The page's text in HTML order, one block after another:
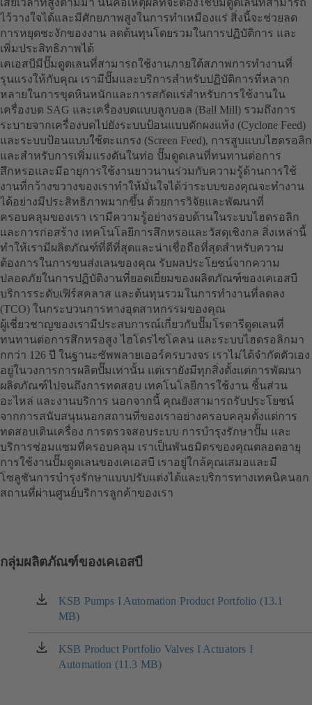
เสียเวลาที่สูงตามมา นั่นคือเหตุผลที่จะต้องใช้ปั๊มดูดเลนที่สามารถ
ไว้วางใจได้และมีศักยภาพสูงในการทำเหมืองแร่ สิ่งนี้จะช่วยลด
การหยุดชะงักของงาน ลดต้นทุนโดยรวมในการปฏิบัติการ และ
เพิ่มประสิทธิภาพได้
เคเอสบีมีปั๊มดูดเลนที่สามารถใช้งานภายใต้สภาพการทำงานที่
รุนแรงให้กับคุณ เรามีปั๊มและบริการสำหรับปฏิบัติการที่หลาก
หลายในการขุดหินหนักและการสกัดแร่สำหรับการใช้งานใน
เครื่องบด SAG และเครื่องบดแบบลูกบอล (Ball Mill) รวมถึงการ
ระบายจากเครื่องบดไปยังระบบป้อนแบบดักผงแห้ง (Cyclone Feed)
และระบบป้อนแบบใช้ตะแกรง (Screen Feed), การสูบแบบไฮดรอลิก
และสำหรับการเพิ่มแรงดันในท่อ ปั๊มดูดเลนที่ทนทานต่อการ
สึกหรอและมีอายุการใช้งานยาวนานร่วมกับความรู้ด้านการใช้
งานที่กว้างขวางของเราทำให้มั่นใจได้ว่าระบบของคุณจะทำงาน
ได้อย่างมีประสิทธิภาพมากขึ้น ด้วยการวิจัยและพัฒนาที่
ครอบคลุมของเรา เรามีความรู้อย่างรอบด้านในระบบไฮดรอลิก
และการก่อสร้าง เทคโนโลยีการสึกหรอและวัสดุเชิงกล สิ่งเหล่านี้
ทำให้เรามีผลิตภัณฑ์ที่ดีที่สุดและน่าเชื่อถือที่สุดสำหรับความ
ต้องการในการขนส่งเลนของคุณ รับผลประโยชน์จากความ
ปลอดภัยในการปฏิบัติงานที่ยอดเยี่ยมของผลิตภัณฑ์ของเคเอสบี
บริการระดับเฟิร์สคลาส และต้นทุนรวมในการทำงานที่ลดลง
(TCO) ในกระบวนการทางอุตสาหกรรมของคุณ
ผู้เชี่ยวชาญของเรามีประสบการณ์เกี่ยวกับปั๊มโรตารีดูดเลนที่
ทนทานต่อการสึกหรอสูง ไฮโดรไซโคลน และระบบไฮดรอลิกมา
กกว่า 126 ปี ในฐานะซัพพลายเออร์ครบวงจร เราไม่ได้จำกัดตัวเอง
อยู่ในวงการการผลิตปั๊มเท่านั้น แต่เรายังมีทุกสิ่งตั้งแต่การพัฒนา
ผลิตภัณฑ์ไปจนถึงการทดสอบ เทคโนโลยีการใช้งาน ชิ้นส่วน
อะไหล่ และงานบริการ นอกจากนี้ คุณยังสามารถรับประโยชน์
จากการสนับสนุนนอกสถานที่ของเราอย่างครอบคลุมตั้งแต่การ
ทดสอบเดินเครื่อง การตรวจสอบระบบ การบำรุงรักษาปั๊ม และ
บริการซ่อมแซมที่ครอบคลุม เราเป็นพันธมิตรของคุณตลอดอายุ
การใช้งานปั๊มดูดเลนของเคเอสบี เราอยู่ใกล้คุณเสมอและมี
โซลูชันการบำรุงรักษาแบบปรับแต่งได้และบริการทางเทคนิคนอก
สถานที่ผ่านศูนย์บริการลูกค้าของเรา
กลุ่มผลิตภัณฑ์ของเคเอสบี
KSB Pumps I Automation Product Portfolio (13.1
MB)
(เปิด
ใน
แท็บ
ใหม่)
KSB Product Portfolio Valves I Actuators I
Automation (11.3 MB)
(เปิด
ใน